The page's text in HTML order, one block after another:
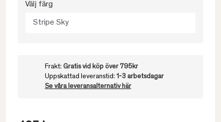
Välj färg
Stripe Sky
Frakt: Gratis vid köp över 795kr
Uppskattad leveranstid: 1-3 arbetsdagar
Se våra leveransalternativ här